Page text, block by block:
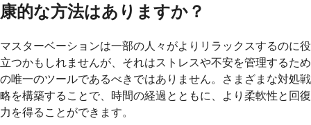
康的な方法はありますか？
マスターベーションは一部の人々がよりリラックスするのに役
立つかもしれませんが、それはストレスや不安を管理するため
の唯一のツールであるべきではありません。さまざまな対処戦
略を構築することで、時間の経過とともに、より柔軟性と回復
力を得ることができます。